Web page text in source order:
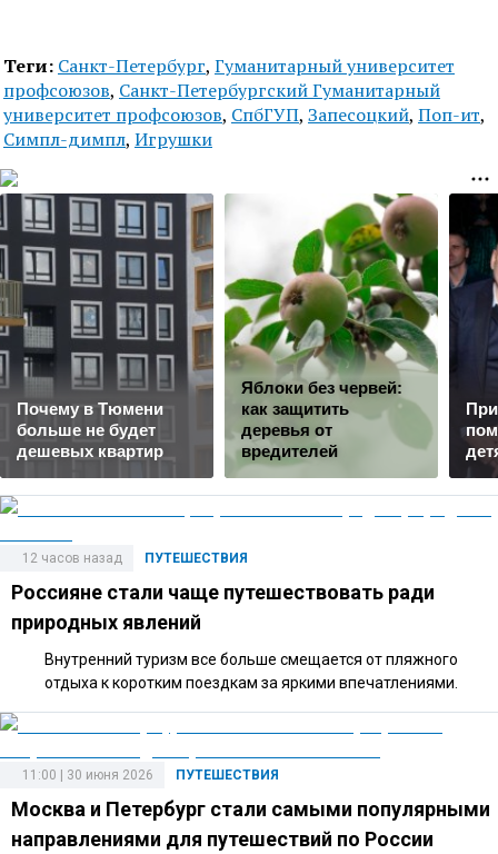
Теги: Санкт-Петербург, Гуманитарный университет
профсоюзов, Санкт-Петербургский Гуманитарный
университет профсоюзов, СпбГУП, Запесоцкий, Поп-ит,
Симпл-димпл, Игрушки
Почему в Тюмени
больше не будет
дешевых квартир
Яблоки без червей:
как защитить
деревья от
вредителей
ПУТЕШЕСТВИЯ
12 часов назад
Россияне стали чаще путешествовать ради
природных явлений
Внутренний туризм все больше смещается от пляжного
отдыха к коротким поездкам за яркими впечатлениями.
ПУТЕШЕСТВИЯ
11:00 | 30 июня 2026
Москва и Петербург стали самыми популярными
направлениями для путешествий по России